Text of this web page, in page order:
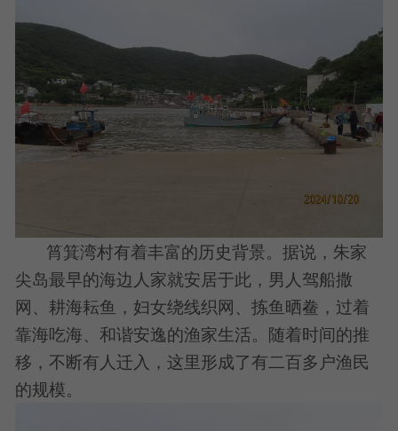
筲箕湾村有着丰富的历史背景。据说，朱家
尖岛最早的海边人家就安居于此，男人驾船撒
网、耕海耘鱼，妇女绕线织网、拣鱼晒鲞，过着
靠海吃海、和谐安逸的渔家生活。随着时间的推
移，不断有人迁入，这里形成了有二百多户渔民
的规模。